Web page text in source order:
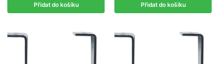
Přidat do košíku Přidat do košíku